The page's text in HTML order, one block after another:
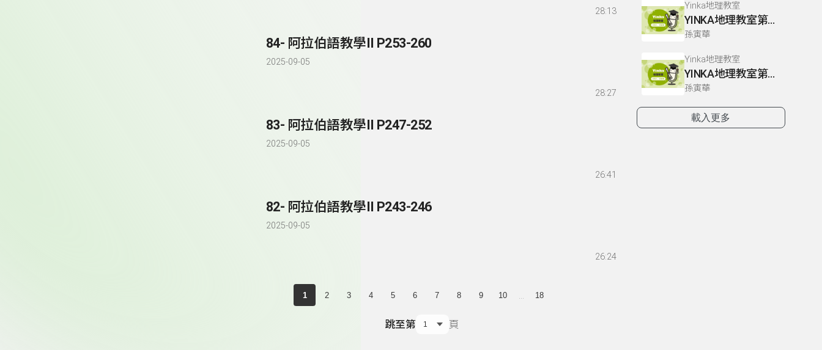
28:13
84- 阿拉伯語教學II P253-260
2025-09-05
28:27
83- 阿拉伯語教學II P247-252
2025-09-05
26:41
82- 阿拉伯語教學II P243-246
2025-09-05
26:24
1 2 3 4 5 6 7 8 9 10 18
跳至第 頁
Yinka地理教室
YINKA地理教室第一冊 P22-26
孫寅華
Yinka地理教室
YINKA地理教室第一冊 P4-5
孫寅華
載入更多